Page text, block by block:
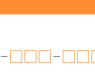
— —